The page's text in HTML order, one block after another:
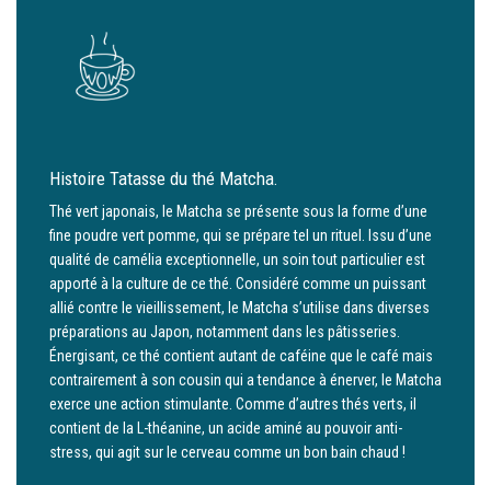
Histoire Tatasse du thé Matcha.
Thé vert japonais, le Matcha se présente sous la forme d’une
fine poudre vert pomme, qui se prépare tel un rituel. Issu d’une
qualité de camélia exceptionnelle, un soin tout particulier est
apporté à la culture de ce thé. Considéré comme un puissant
allié contre le vieillissement, le Matcha s’utilise dans diverses
préparations au Japon, notamment dans les pâtisseries.
Énergisant, ce thé contient autant de caféine que le café mais
contrairement à son cousin qui a tendance à énerver, le Matcha
exerce une action stimulante. Comme d’autres thés verts, il
contient de la L-théanine, un acide aminé au pouvoir anti-
stress, qui agit sur le cerveau comme un bon bain chaud !